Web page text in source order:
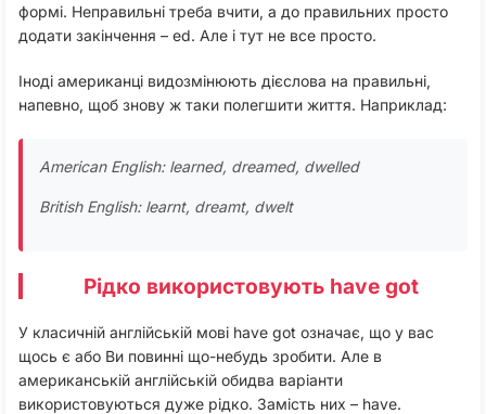
формі. Неправильні треба вчити, а до правильних просто
додати закінчення – ed. Але і тут не все просто.
Іноді американці видозмінюють дієслова на правильні,
напевно, щоб знову ж таки полегшити життя. Наприклад:
American English: learned, dreamed, dwelled
British English: learnt, dreamt, dwelt
Рідко використовують have got
У класичній англійській мові have got означає, що у вас
щось є або Ви повинні що-небудь зробити. Але в
американській англійській обидва варіанти
використовуються дуже рідко. Замість них – have.